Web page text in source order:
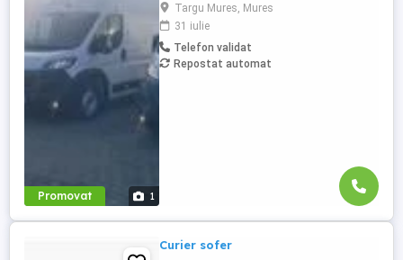
Promovat 1
Căutăm echipaje formate din 2 șoferi,
posesori ai permisului categoria B, pentru
transport internațional de marfă. Oferim:
Salariu între 1.800 și 2.200 Program: 2 luni
Targu Mures, Mures
31 iulie
Telefon validat
Repostat automat
Curier sofer